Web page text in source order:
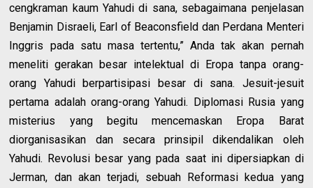
cengkraman kaum Yahudi di sana, sebagaimana penjelasan
Benjamin Disraeli, Earl of Beaconsfield dan Perdana Menteri
Inggris pada satu masa tertentu,” Anda tak akan pernah
meneliti gerakan besar intelektual di Eropa tanpa orang-
orang Yahudi berpartisipasi besar di sana. Jesuit-jesuit
pertama adalah orang-orang Yahudi. Diplomasi Rusia yang
misterius yang begitu mencemaskan Eropa Barat
diorganisasikan dan secara prinsipil dikendalikan oleh
Yahudi. Revolusi besar yang pada saat ini dipersiapkan di
Jerman, dan akan terjadi, sebuah Reformasi kedua yang